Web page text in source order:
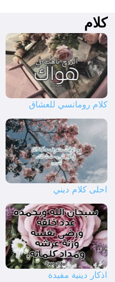
كلام
كلام رومانسي للعشاق
احلى كلام ديني
اذكار دينية مفيدة